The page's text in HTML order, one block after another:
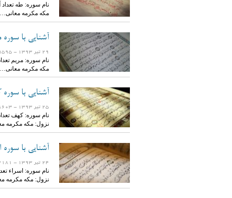
مکه مکرمه معانی…
آشنایی با سوره
29 تیر 1393 - 19595 بازدید
مکه مکرمه معانی…
آشنایی با
25 تیر 1393 - 18603 بازدید
نزول: مکه مکرمه
آشنایی با سوره
24 تیر 1393 - 22181 بازدید
نزول: مکه مکرمه